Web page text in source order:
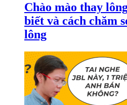
Chào mào thay
biết và cách chăm
lông